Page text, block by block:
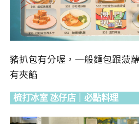
豬扒包有分喔，一般麵包跟菠
有夾餡
梳打冰室 氹仔店｜必點料理